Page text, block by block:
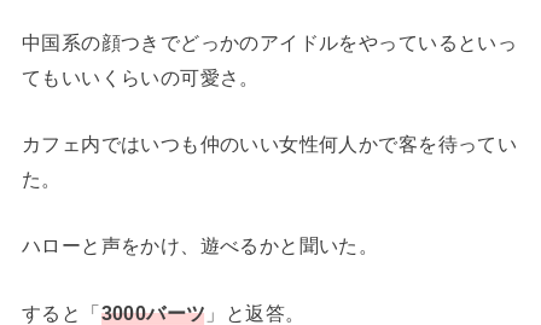
中国系の顔つきでどっかのアイドルをやっているといっ
てもいいくらいの可愛さ。
カフェ内ではいつも仲のいい女性何人かで客を待ってい
た。
ハローと声をかけ、遊べるかと聞いた。
すると「3000バーツ 」と返答。